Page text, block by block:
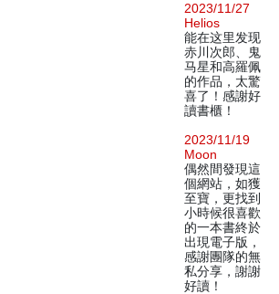
2023/11/27
Helios
能在这里发现
赤川次郎、鬼
马星和高羅佩
的作品，太驚
喜了！感謝好
讀書櫃！
2023/11/19
Moon
偶然間發現這
個網站，如獲
至寶，更找到
小時候很喜歡
的一本書終於
出現電子版，
感謝團隊的無
私分享，謝謝
好讀！